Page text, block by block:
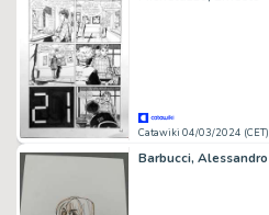
Catawiki 04/03/2024 (CET)